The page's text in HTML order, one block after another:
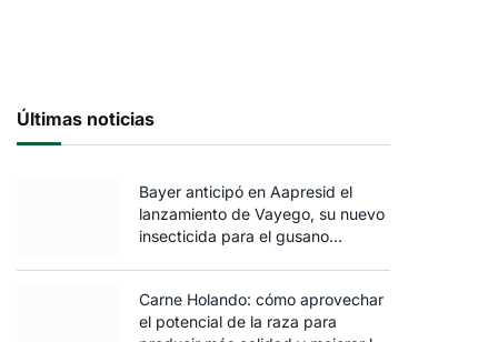
Últimas noticias
Bayer anticipó en Aapresid el
lanzamiento de Vayego, su nuevo
insecticida para el gusano
Carne Holando: cómo aprovechar
el potencial de la raza para